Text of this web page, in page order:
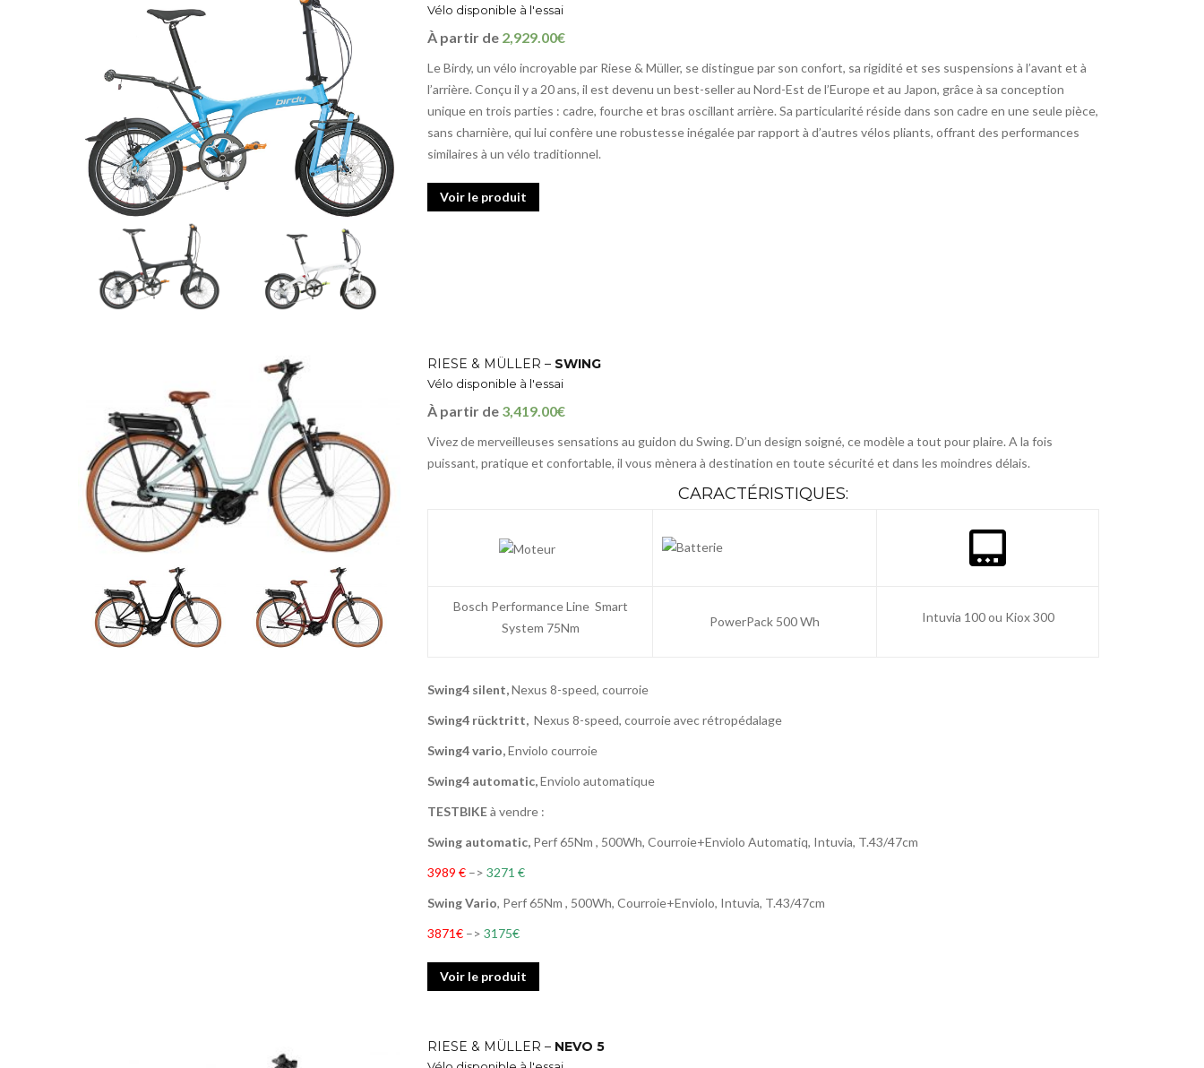
Vélo disponible à l'essai
À partir de 2,929.00€
Le Birdy, un vélo incroyable par Riese & Müller, se distingue par son confort, sa rigidité et ses suspensions à l’avant et à
l’arrière. Conçu il y a 20 ans, il est devenu un best-seller au Nord-Est de l’Europe et au Japon, grâce à sa conception
unique en trois parties : cadre, fourche et bras oscillant arrière. Sa particularité réside dans son cadre en une seule pièce,
sans charnière, qui lui confère une robustesse inégalée par rapport à d’autres vélos pliants, offrant des performances
similaires à un vélo traditionnel.
Voir le produit
RIESE & MÜLLER – SWING
Vélo disponible à l'essai
À partir de 3,419.00€
Vivez de merveilleuses sensations au guidon du Swing. D’un design soigné, ce modèle a tout pour plaire. A la fois
puissant, pratique et confortable, il vous mènera à destination en toute sécurité et dans les moindres délais.
CARACTÉRISTIQUES:
Bosch Performance Line Smart
System 75Nm
PowerPack 500 Wh Intuvia 100 ou Kiox 300
Swing4 silent,Nexus 8-speed, courroie
Swing4 rücktritt, Nexus 8-speed, courroie avec rétropédalage
Swing4 vario,Enviolo courroie
Swing4 automatic,Enviolo automatique
TESTBIKEà vendre :
Swing automatic, Perf 65Nm , 500Wh, Courroie+Enviolo Automatiq, Intuvia, T.43/47cm
3989 € –> 3271 €
Swing Vario, Perf 65Nm , 500Wh, Courroie+Enviolo, Intuvia, T.43/47cm
3871€ –> 3175€
Voir le produit
RIESE & MÜLLER – NEVO 5